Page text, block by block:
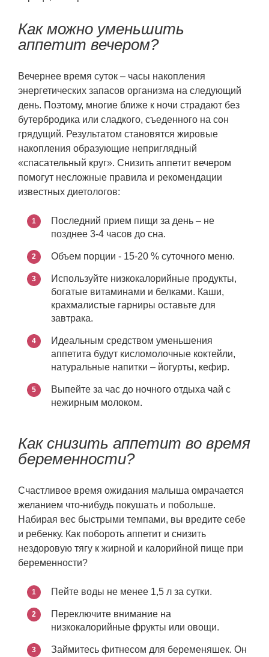
Как можно уменьшить
аппетит вечером?
Вечернее время суток – часы накопления
энергетических запасов организма на следующий
день. Поэтому, многие ближе к ночи страдают без
бутербродика или сладкого, съеденного на сон
грядущий. Результатом становятся жировые
накопления образующие неприглядный
«спасательный круг». Снизить аппетит вечером
помогут несложные правила и рекомендации
известных диетологов:
Последний прием пищи за день – не
позднее 3-4 часов до сна.
Объем порции - 15-20 % суточного меню.
Используйте низкокалорийные продукты,
богатые витаминами и белками. Каши,
крахмалистые гарниры оставьте для
завтрака.
Идеальным средством уменьшения
аппетита будут кисломолочные коктейли,
натуральные напитки – йогурты, кефир.
Выпейте за час до ночного отдыха чай с
нежирным молоком.
Как снизить аппетит во время
беременности?
Счастливое время ожидания малыша омрачается
желанием что-нибудь покушать и побольше.
Набирая вес быстрыми темпами, вы вредите себе
и ребенку. Как побороть аппетит и снизить
нездоровую тягу к жирной и калорийной пище при
беременности?
Пейте воды не менее 1,5 л за сутки.
Переключите внимание на
низкокалорийные фрукты или овощи.
Займитесь фитнесом для беременяшек. Он